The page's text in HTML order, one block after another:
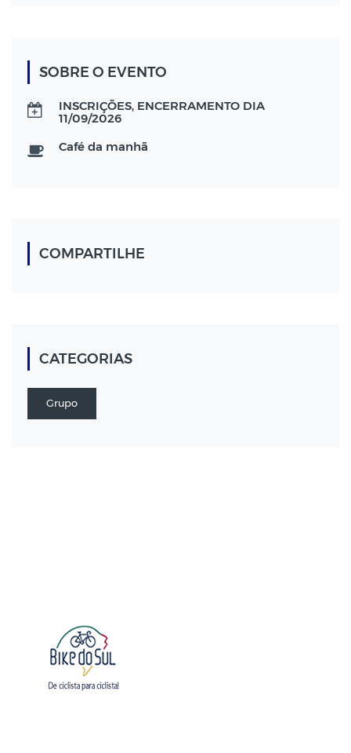
SOBRE O EVENTO
INSCRIÇÕES, ENCERRAMENTO DIA
11/09/2026
Café da manhã
COMPARTILHE
CATEGORIAS
Grupo